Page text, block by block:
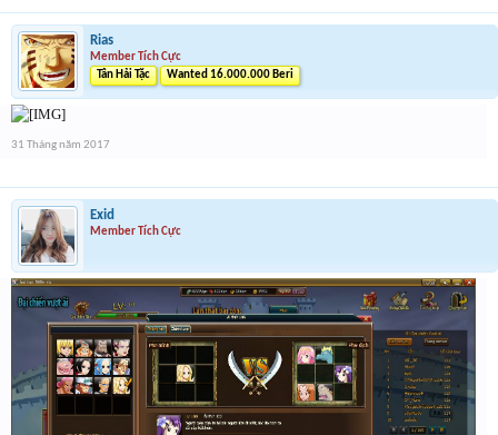
Rias
Member Tích Cực
Tân Hải Tặc
Wanted 16.000.000 Beri
31 Tháng năm 2017
Exid
Member Tích Cực